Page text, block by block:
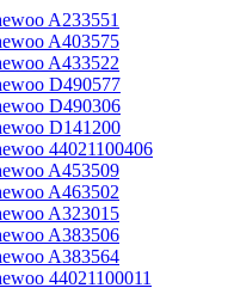
A233551
A403575
A433522
D490577
D490306
D141200
44021100406
A453509
A463502
A323015
A383506
A383564
44021100011